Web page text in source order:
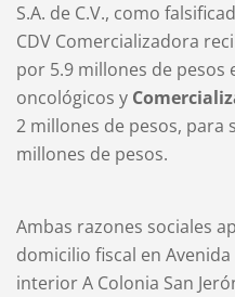
S.A. de C.V., como
CDV Comercializadora
por 5.9 millones de pesos
oncológicos y
2 millones de pesos, para
millones de pesos.
Ambas razones sociales
domicilio fiscal en
interior A Colonia San